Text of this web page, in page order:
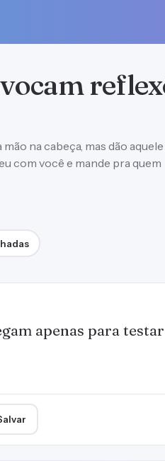
na cabeça, mas dão aquele
com você e mande pra quem
apenas para